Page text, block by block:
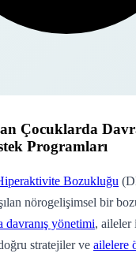
Çocuklarda
Programları
Bozukluğu
nörogelişimsel bir
davranış yönetimi, aileler
stratejiler ve ailelere